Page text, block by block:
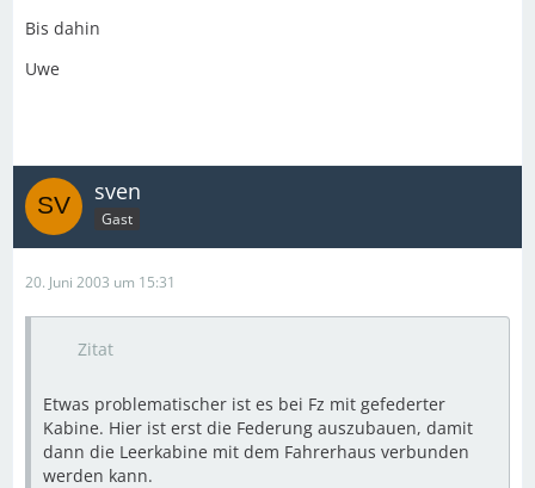
Bis dahin
Uwe
sven
Gast
20. Juni 2003 um 15:31
Zitat
Etwas problematischer ist es bei Fz mit gefederter
Kabine. Hier ist erst die Federung auszubauen, damit
dann die Leerkabine mit dem Fahrerhaus verbunden
werden kann.